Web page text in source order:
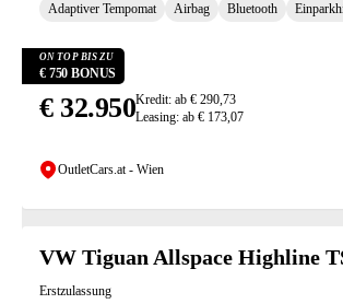
Adaptiver Tempomat
Airbag Bluetooth
ON TOP BIS ZU
€ 750 BONUS
€ 32.950Kredit: ab € 290,73
Leasing: ab € 173,07
OutletCars.at - Wien
VW Tiguan Allspace Highline
Erstzulassung